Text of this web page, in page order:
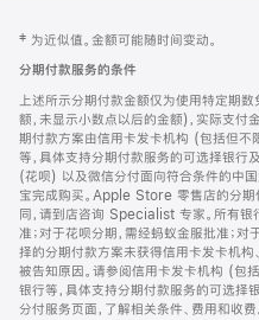
页
页
脚
注
‡ 为近似值。金额可能随时间变动。
分期付款服务的条件
上述所示分期付款金额仅为使用特定期
额，未显示小数点以后的金额)，实际支付
期付款方案由信用卡发卡机构 (包括但不
等，具体支持分期付款服务的可选择银行
(花呗) 以及微信分付面向符合条件的中
宝完成购买。Apple Store 零售店的分
同，请到店咨询 Specialist 专家。所有
准；对于花呗分期，需经蚂蚁金服批准；
择的分期付款方案未获得信用卡发卡机构
被告知原因。请参阅信用卡发卡机构 (包
银行等，具体支持分期付款服务的可选择
分付服务页面，了解相关条件、费用和收